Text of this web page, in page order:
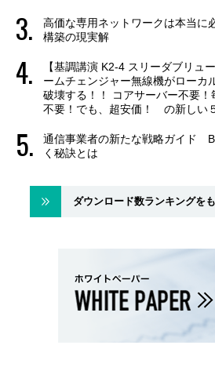
高価な専用ネットワークは本当に
構築の現実解
【基調講演 K2-4 スリーダブリュ
ームチェンジャー無線機がローカ
破壊する！！ コアサーバー不要！
不要！でも、超安価！ の新しい
通信事業者の新たな戦略ガイド
く秘訣とは
ダウンロード数ランキングを